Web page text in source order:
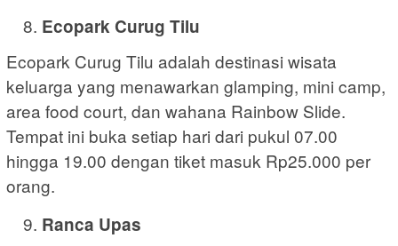
Ecopark Curug Tilu
Ecopark Curug Tilu adalah destinasi wisata
keluarga yang menawarkan glamping, mini camp,
area food court, dan wahana Rainbow Slide.
Tempat ini buka setiap hari dari pukul 07.00
hingga 19.00 dengan tiket masuk Rp25.000 per
orang.
Ranca Upas